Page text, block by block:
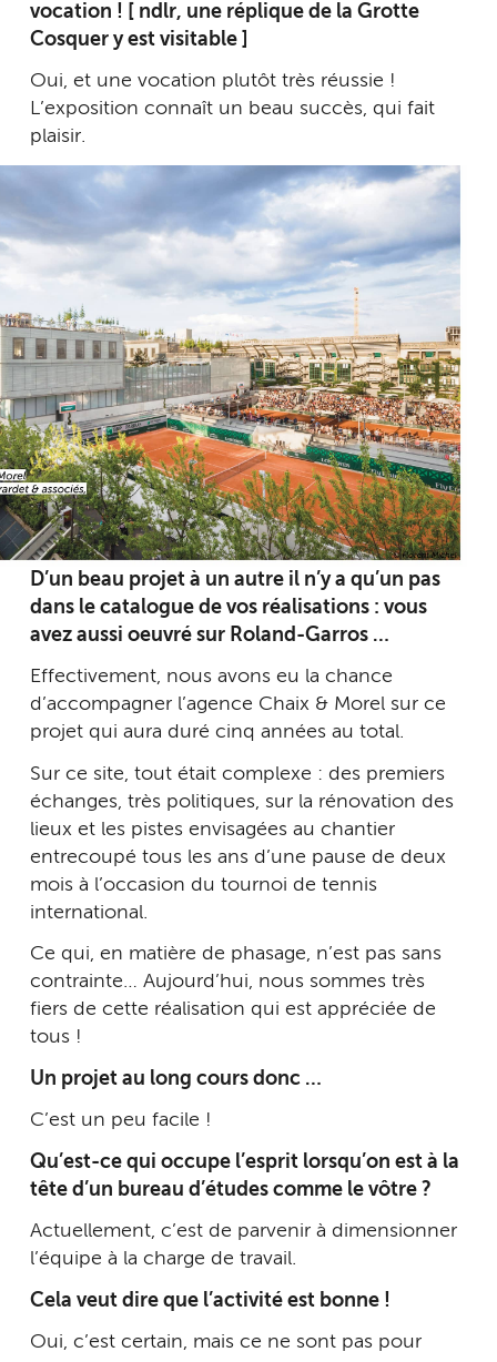
vocation ! [ ndlr, une réplique de la Grotte
Cosquer y est visitable ]
Oui, et une vocation plutôt très réussie !
L’exposition connaît un beau succès, qui fait
plaisir.
D’un beau projet à un autre il n’y a qu’un pas
dans le catalogue de vos réalisations : vous
avez aussi oeuvré sur Roland-Garros …
Effectivement, nous avons eu la chance
d’accompagner l’agence Chaix & Morel sur ce
projet qui aura duré cinq années au total.
Sur ce site, tout était complexe : des premiers
échanges, très politiques, sur la rénovation des
lieux et les pistes envisagées au chantier
entrecoupé tous les ans d’une pause de deux
mois à l’occasion du tournoi de tennis
international.
Ce qui, en matière de phasage, n’est pas sans
contrainte… Aujourd’hui, nous sommes très
fiers de cette réalisation qui est appréciée de
tous !
Un projet au long cours donc …
C’est un peu facile !
Qu’est-ce qui occupe l’esprit lorsqu’on est à la
tête d’un bureau d’études comme le vôtre ?
Actuellement, c’est de parvenir à dimensionner
l’équipe à la charge de travail.
Cela veut dire que l’activité est bonne !
Oui, c’est certain, mais ce ne sont pas pour